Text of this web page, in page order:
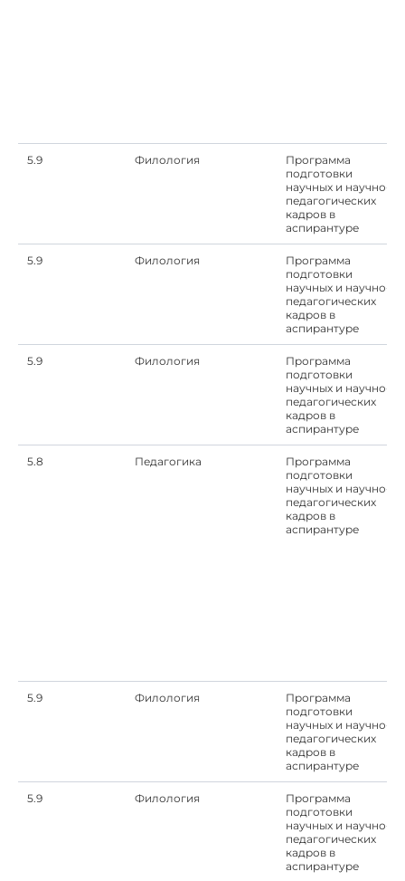
5.9 Филология
Программа
подготовки
научных и научно-
педагогических
кадров в
аспирантуре
5.9 Филология
Программа
подготовки
научных и научно-
педагогических
кадров в
аспирантуре
5.9 Филология
Программа
подготовки
научных и научно-
педагогических
кадров в
аспирантуре
5.8 Педагогика
Программа
подготовки
научных и научно-
педагогических
кадров в
аспирантуре
5.9 Филология
Программа
подготовки
научных и научно-
педагогических
кадров в
аспирантуре
5.9 Филология
Программа
подготовки
научных и научно-
педагогических
кадров в
аспирантуре